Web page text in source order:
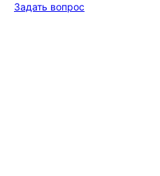
Задать вопрос